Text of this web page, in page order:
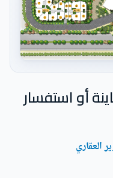
أو استفسار
العقاري